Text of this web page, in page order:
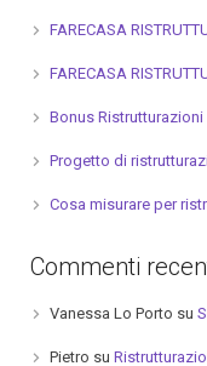
FARECASA
FARECASA
Bonus Ristrutturazioni
Progetto di
Cosa misurare per
Commenti
Vanessa Lo Porto su
Pietro su